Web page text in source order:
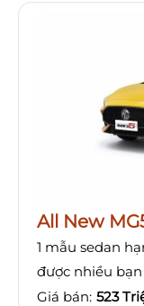
All New
1 mẫu sedan
được nhiều
Giá bán: 523